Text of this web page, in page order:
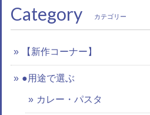
Category カテゴリー
【新作コーナー】
●用途で選ぶ
カレー・パスタ